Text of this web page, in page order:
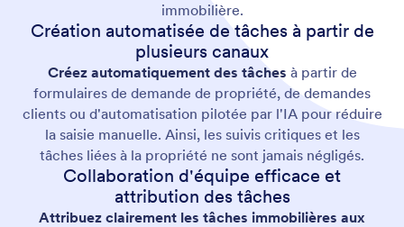
immobilière.
Création automatisée de tâches à partir de
plusieurs canaux
Créez automatiquement des tâches à partir de
formulaires de demande de propriété, de demandes
clients ou d'automatisation pilotée par l'IA pour réduire
la saisie manuelle. Ainsi, les suivis critiques et les
tâches liées à la propriété ne sont jamais négligés.
Collaboration d'équipe efficace et
attribution des tâches
Attribuez clairement les tâches immobilières aux